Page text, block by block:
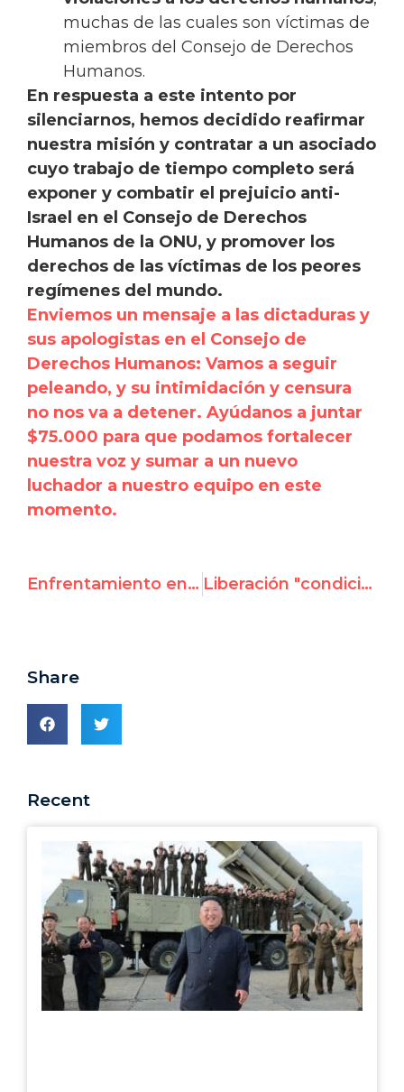
muchas de las cuales son víctimas de
miembros del Consejo de Derechos
Humanos.
En respuesta a este intento por
silenciarnos, hemos decidido reafirmar
nuestra misión y contratar a un asociado
cuyo trabajo de tiempo completo será
exponer y combatir el prejuicio anti-
Israel en el Consejo de Derechos
Humanos de la ONU, y promover los
derechos de las víctimas de los peores
regímenes del mundo.
Enviemos un mensaje a las dictaduras y
sus apologistas en el Consejo de
Derechos Humanos: Vamos a seguir
peleando, y su intimidación y censura
no nos va a detener. Ayúdanos a juntar
$75.000 para que podamos fortalecer
nuestra voz y sumar a un nuevo
luchador a nuestro equipo en este
momento.
Enfrentamiento en la ONU: Expertos rechazan la investigación de la ONU sobre Gaza Liberación "condicional" para Cardet bienvenida, pero insuficiente
Share
Recent